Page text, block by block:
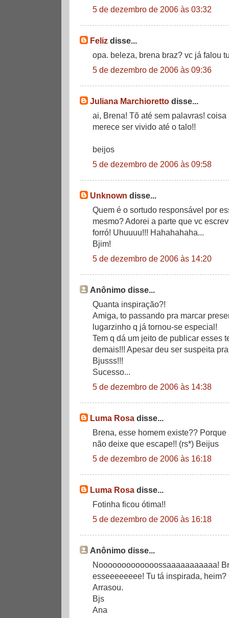
5 de dezembro de 2006 às 03:32
Feliz disse...
opa. beleza, brena braz? vc já falou
5 de dezembro de 2006 às 09:36
Juliana Marchioretto disse...
ai, Brena! Tõ até sem palavras!
merece ser vivido até o talo!!
beijos
5 de dezembro de 2006 às 09:58
Unknown disse...
Quem é o sortudo responsável por
mesmo? Adorei a parte que vc
forró! Uhuuuu!!! Hahahahaha...
Bjim!
5 de dezembro de 2006 às 14:20
Anônimo disse...
Quanta inspiração?!
Amiga, to passando pra marcar
lugarzinho q já tornou-se especial!
Tem q dá um jeito de publicar esses
demais!!! Apesar deu ser suspeita
Bjusss!!!
Sucesso...
5 de dezembro de 2006 às 14:38
Luma Rosa disse...
Brena, esse homem existe??
não deixe que escape!! (rs*) Beijus
5 de dezembro de 2006 às 16:18
Luma Rosa disse...
Fotinha ficou ótima!!
5 de dezembro de 2006 às 16:18
Anônimo disse...
Nooooooooooooossaaaaaaaaaaa!
esseeeeeeee! Tu tá inspirada,
Arrasou.
Bjs
Ana